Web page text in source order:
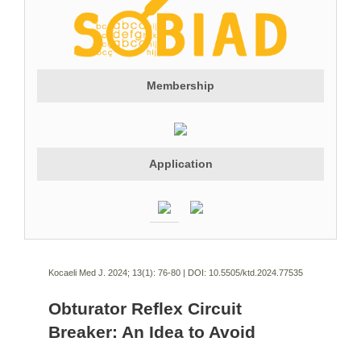
Membership
Application
Kocaeli Med J. 2024; 13(1): 76-80 | DOI: 10.5505/ktd.2024.77535
Obturator Reflex Circuit
Breaker: An Idea to Avoid